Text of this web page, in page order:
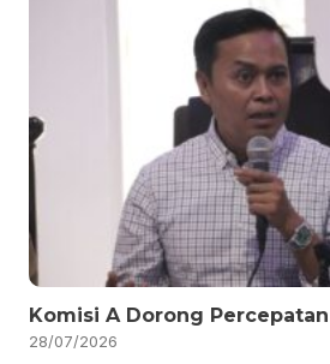
Komisi A Dorong Percepatan
28/07/2026